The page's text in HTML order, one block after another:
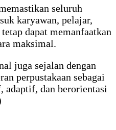
seluruh
karyawan, pelajar,
dapat memanfaatkan
maksimal.
juga sejalan dengan
perpustakaan sebagai
dan berorientasi